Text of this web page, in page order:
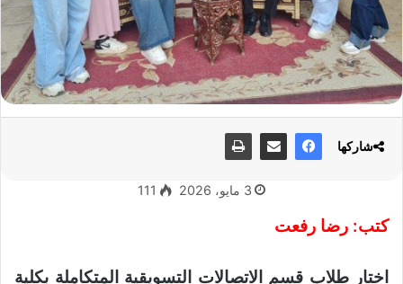
3 مايو، 2026 111
كتب: رضا رفعت
اختار طلاب قسم الاتصالات التسويقية المتكاملة بكلية
شاركها